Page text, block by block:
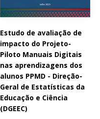
Estudo de avaliação de
impacto do Projeto-
Piloto Manuais Digitais
nas aprendizagens dos
alunos PPMD - Direção-
Geral de Estatísticas da
Educação e Ciência
(DGEEC)